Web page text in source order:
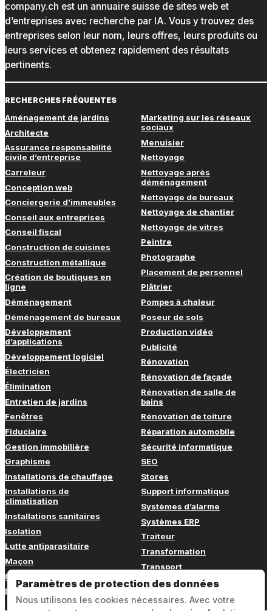
company.ch est un annuaire suisse de sites web et
d’entreprises avec recherche par IA. Vous y trouvez des
entreprises selon leur nom, leurs offres, leurs produits ou
leurs services et obtenez rapidement des résultats
pertinents.
RECHERCHES FRÉQUENTES
Aménagement de jardins
Architecte
Assurance responsabilité
civile d’entreprise
Carreleur
Conception web
Conciergerie d’immeubles
Conseil aux entreprises
Conseil fiscal
Construction de cuisines
Construction métallique
Création de boutiques en
ligne
Déménagement
Déménagement de bureaux
Développement
d’applications
Développement logiciel
Électricien
Élimination
Entretien de jardins
Fenêtres
Fiduciaire
Gestion immobilière
Graphisme
Installations de chauffage
Installations de
climatisation
Installations sanitaires
Isolation
Lutte antiparasitaire
Maçon
Marketing
Marketing en ligne
Marketing sur les réseaux
sociaux
Menuisier
Nettoyage
Nettoyage après
déménagement
Nettoyage de bureaux
Nettoyage de chantier
Nettoyage de vitres
Peintre
Photographe
Placement de personnel
Plâtrier
Pompes à chaleur
Poseur de sols
Production vidéo
Publicité
Rénovation
Rénovation de façade
Rénovation de salle de
bains
Rénovation de toiture
Réparation automobile
Sécurité informatique
SEO
Stores
Support informatique
Systèmes d’alarme
Systèmes ERP
Traiteur
Transformation
Transport
Transport de meubles
Paramètres de protection des données
Nous utilisons les cookies nécessaires. Avec votre